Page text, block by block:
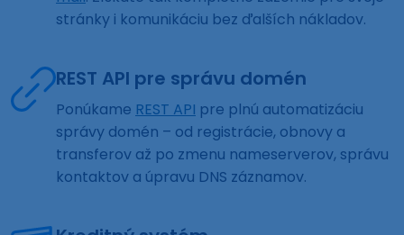
stránky i komunikáciu bez ďalších nákladov.
REST API pre správu domén
Ponúkame REST API pre plnú automatizáciu
správy domén – od registrácie, obnovy a
transferov až po zmenu nameserverov, správu
kontaktov a úpravu DNS záznamov.